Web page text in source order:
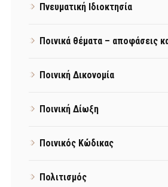
Πνευματική Ιδιοκτησία
Ποινικά θέματα – αποφάσεις
Ποινική Δικονομία
Ποινική Δίωξη
Ποινικός Κώδικας
Πολιτισμός